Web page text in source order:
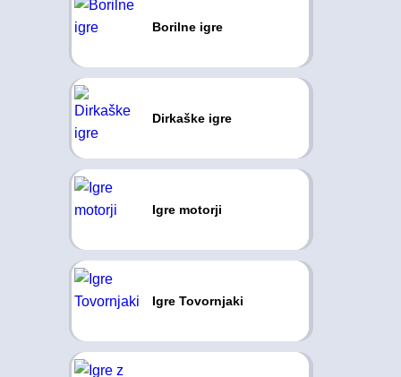
Borilne igre
Dirkaške igre
Igre motorji
Igre Tovornjaki